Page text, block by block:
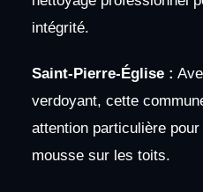
intégrité.
Saint-Pierre-Église :
verdoyant, cette
attention particulière
mousse sur les toits.